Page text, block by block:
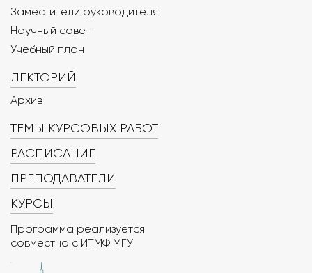
Заместители руководителя
Научный совет
Учебный план
ЛЕКТОРИЙ
Архив
ТЕМЫ КУРСОВЫХ РАБОТ
РАСПИСАНИЕ
ПРЕПОДАВАТЕЛИ
КУРСЫ
Программа реализуется
совместно с ИТМФ МГУ